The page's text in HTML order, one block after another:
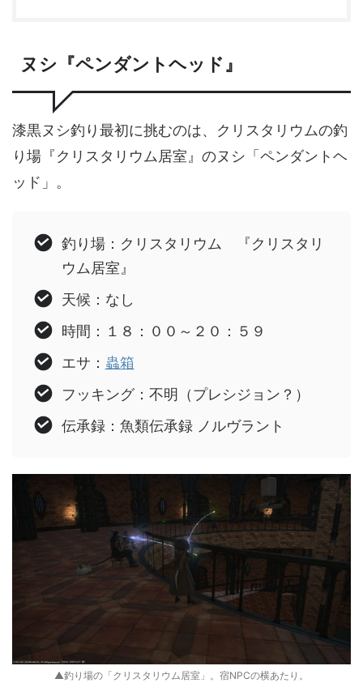
ヌシ『ペンダントヘッド』
漆黒ヌシ釣り最初に挑むのは、クリスタリウムの釣
り場『クリスタリウム居室』のヌシ「ペンダントヘ
ッド」。
釣り場：クリスタリウム 『クリスタリ
ウム居室』
天候：なし
時間：１８：００～２０：５９
エサ： 蟲箱
フッキング：不明（プレシジョン？）
伝承録：魚類伝承録 ノルヴラント
▲釣り場の「クリスタリウム居室」。宿NPCの横あたり。